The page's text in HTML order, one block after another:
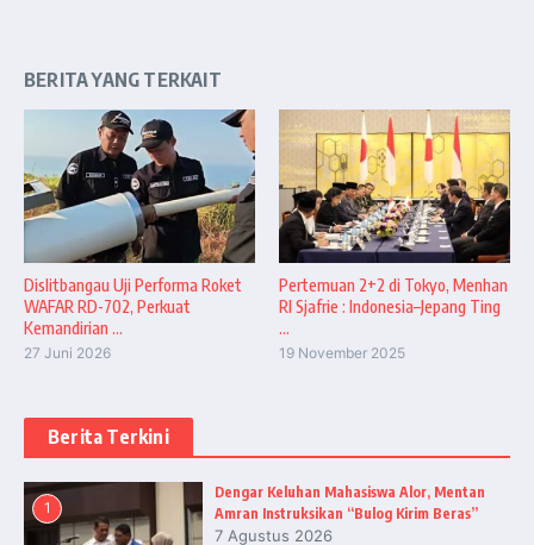
BERITA YANG TERKAIT
Dislitbangau Uji Performa Roket
WAFAR RD-702, Perkuat
Kemandirian ...
27 Juni 2026
Pertemuan 2+2 di Tokyo, Menhan
RI Sjafrie : Indonesia–Jepang Ting
...
19 November 2025
Berita Terkini
1
Dengar Keluhan Mahasiswa Alor, Mentan
Amran Instruksikan “Bulog Kirim Beras”
7 Agustus 2026